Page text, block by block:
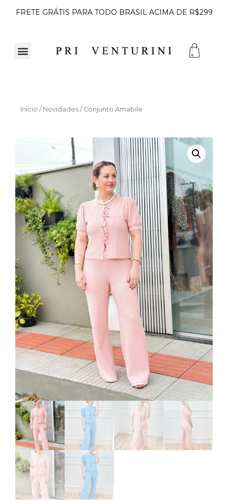
FRETE GRÁTIS PARA TODO BRASIL ACIMA DE R$299
Início / Novidades / Conjunto Amabile